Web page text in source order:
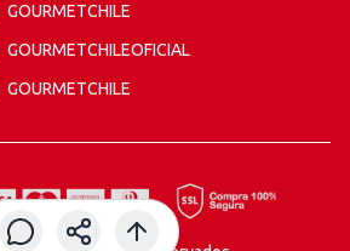
GOURMETCHILE
GOURMETCHILEOFICIAL
GOURMETCHILE